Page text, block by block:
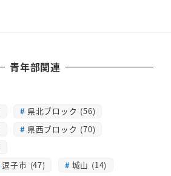
青年部関連
県北ブロック (56)
県西ブロック (70)
逗子市 (47)
城山 (14)